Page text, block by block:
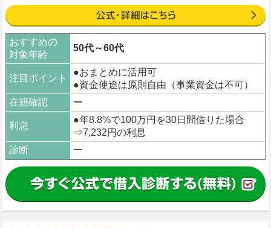
おすすめの
対象年齢
50代～60代
注目ポイント
●おまとめに活用可
●資金使途は原則自由（事業資金は不可）
在籍確認
ー
利息
●年8.8%で100万円を30日間借りた場合
⇒7,232円の利息
診断
ー